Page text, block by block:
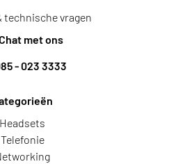
technische vragen
met ons
- 023 3333
Headsets
Telefonie